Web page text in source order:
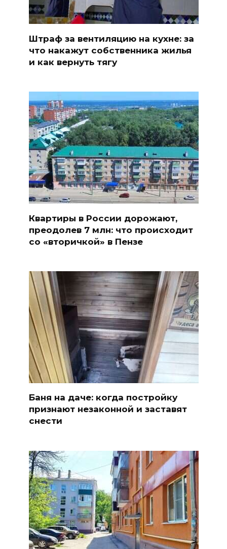
Штраф за вентиляцию на кухне: за
что накажут собственника жилья
и как вернуть тягу
Квартиры в России дорожают,
преодолев 7 млн: что происходит
со «вторичкой» в Пензе
Баня на даче: когда постройку
признают незаконной и заставят
снести